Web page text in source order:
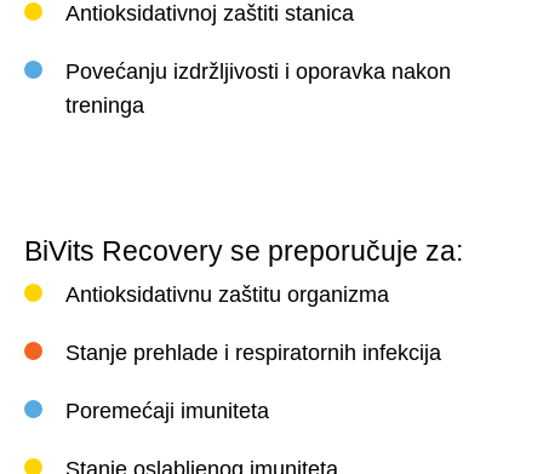
Antioksidativnoj zaštiti stanica
Povećanju izdržljivosti i oporavka nakon
treninga
BiVits Recovery se preporučuje za:
Antioksidativnu zaštitu organizma
Stanje prehlade i respiratornih infekcija
Poremećaji imuniteta